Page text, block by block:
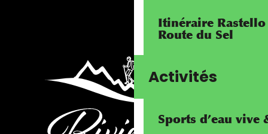
Itinéraire
Route du Sel
Activités
Sports d’eau vive